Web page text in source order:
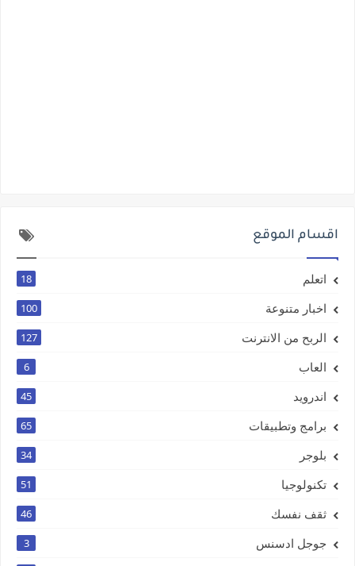
اقسام الموقع
اتعلم 18
اخبار متنوعة 100
الربح من الانترنت 127
العاب 6
اندرويد 45
برامج وتطبيقات 65
بلوجر 34
تكنولوجيا 51
ثقف نفسك 46
جوجل ادسنس 3